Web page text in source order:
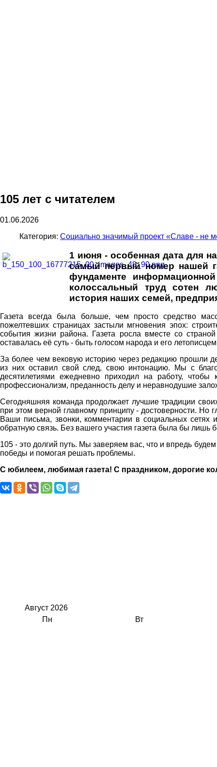
105 лет с читателем
01.06.2026
Категория: Социально значимый проект «Славе - не
1 июня - особенная дата для
самый первый номер нашей
фундаменте
колоссальный труд сотен
история наших семей,
Газета всегда была больше, чем просто средство
пожелтевших страницах застыли мгновения эпох:
события жизни района. Газета росла вместе со
оставалась её суть - быть голосом народа и его
За более чем вековую историю через редакцию прошли
из них оставил свой след, свою интонацию. Мы с
десятилетиями ежедневно приходил на работу,
профессионализм, преданность делу и неравнодушие
Сегодняшняя команда продолжает лучшие традиции
при этом верной главному принципу - достоверности. Но
Ваши письма, звонки, комментарии в социальных
обратную связь. Без вашего участия газета была бы
105 - это долгий путь. Мы заверяем вас, что и впредь
победы и помогая решать проблемы.
С юбилеем, любимая газета! С праздником, дорогие
Август 2026
Пн
Вт